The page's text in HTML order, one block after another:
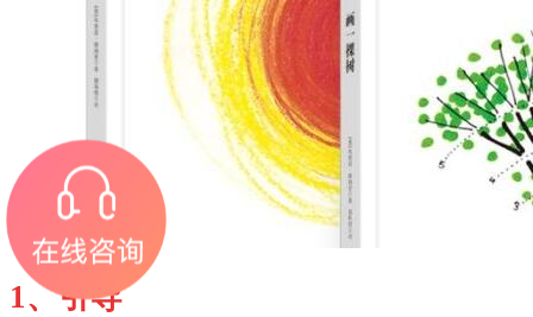
1、引导